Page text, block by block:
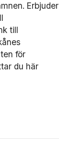
Erbjuder
till
för
du här